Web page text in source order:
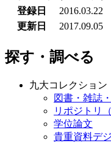
登録日
2016.03.22
更新日
2017.09.05
探す・調べる
九大コレクション
図書・雑誌
リポジトリ
学位論文
貴重資料デ